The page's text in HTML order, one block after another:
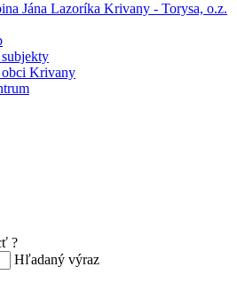
Jána Lazoríka Krivany - Torysa, o.z.
Krivany
?
Hľadaný výraz